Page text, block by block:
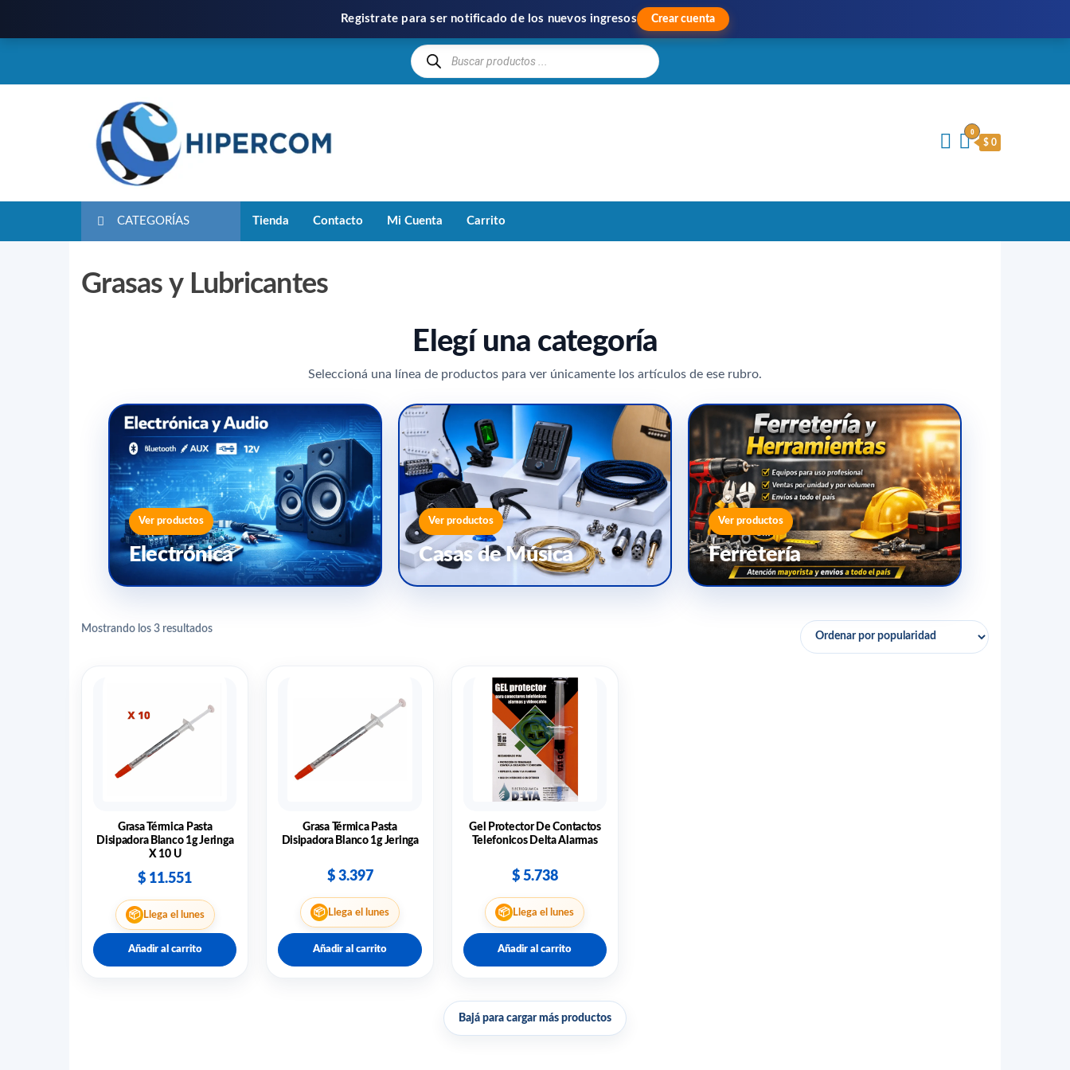
Registrate para ser notificado de los nuevos ingresos Crear cuenta
0
$ 0
CATEGORÍAS Tienda Contacto Mi Cuenta Carrito
Grasas y Lubricantes
Elegí una categoría
Seleccioná una línea de productos para ver únicamente los artículos de ese rubro.
Ver productos
Electrónica
Ver productos
Casas de Música
Ver productos
Ferretería
Mostrando los 3 resultados
Grasa Térmica Pasta
Disipadora Blanco 1g Jeringa
X 10 U
$ 11.551
📦 Llega el lunes
Añadir al carrito
Grasa Térmica Pasta
Disipadora Blanco 1g Jeringa
$3.397
📦 Llega el lunes
Añadir al carrito
Gel Protector De Contactos
Telefonicos Delta Alarmas
$5.738
📦 Llega el lunes
Añadir al carrito
Bajá para cargar más productos